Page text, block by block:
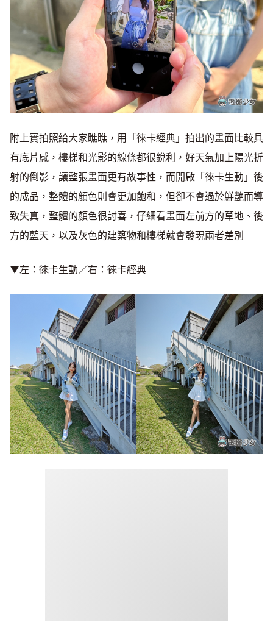
附上實拍照給大家瞧瞧，用「徠卡經典」拍出的畫面比較具
有底片感，樓梯和光影的線條都很銳利，好天氣加上陽光折
射的倒影，讓整張畫面更有故事性，而開啟「徠卡生動」後
的成品，整體的顏色則會更加飽和，但卻不會過於鮮艷而導
致失真，整體的顏色很討喜，仔細看畫面左前方的草地、後
方的藍天，以及灰色的建築物和樓梯就會發現兩者差別
▼左：徠卡生動／右：徠卡經典